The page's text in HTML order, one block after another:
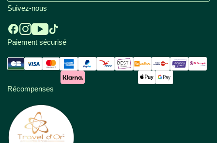
Suivez-nous
Paiement sécurisé
Récompenses